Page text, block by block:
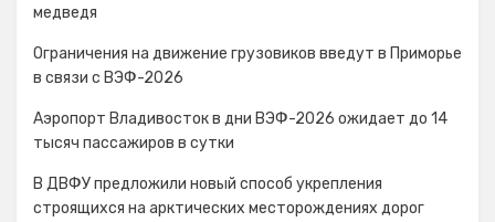
медведя
Ограничения на движение грузовиков введут в Приморье
в связи с ВЭФ-2026
Аэропорт Владивосток в дни ВЭФ-2026 ожидает до 14
тысяч пассажиров в сутки
В ДВФУ предложили новый способ укрепления
строящихся на арктических месторождениях дорог